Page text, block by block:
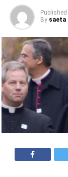
Published
By saeta